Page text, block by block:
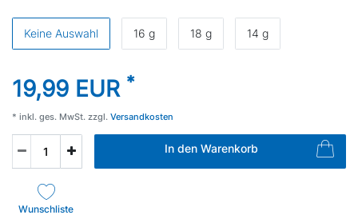
Keine Auswahl 16 g 18 g 14 g
19,99 EUR *
* inkl. ges. MwSt. zzgl. Versandkosten
In den Warenkorb
Wunschliste